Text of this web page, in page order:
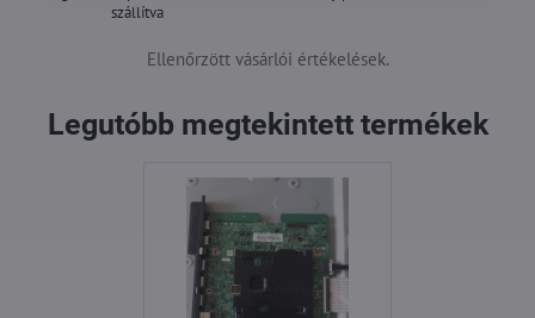
szállítva
Ellenőrzött vásárlói értékelések.
Legutóbb megtekintett termékek